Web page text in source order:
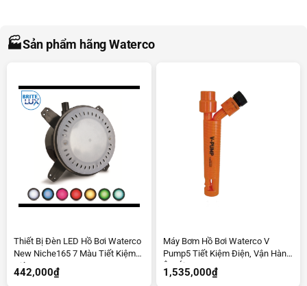
🏭Sản phẩm hãng Waterco
Thiết Bị Đèn LED Hồ Bơi Waterco
New Niche165 7 Màu Tiết Kiệm
Điện
442,000₫
Máy Bơm Hồ Bơi Waterco V
Pump5 Tiết Kiệm Điện, Vận Hành
Êm Ái
1,535,000₫